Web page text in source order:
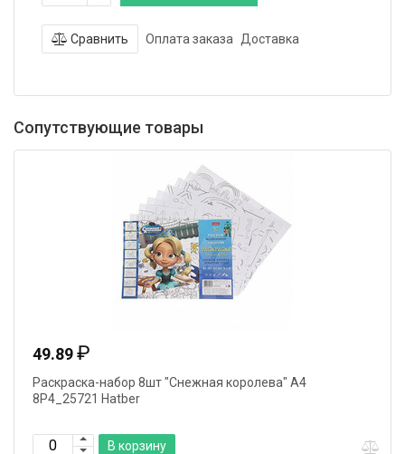
Сравнить Оплата заказа Доставка
Сопутствующие товары
49.89₽
Раскраска-набор 8шт "Снежная королева" А4
8Р4_25721 Hatber
В корзину